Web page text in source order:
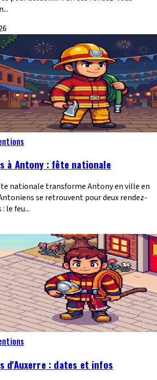
à Antony : fête nationale
nationale transforme Antony en ville en
se retrouvent pour deux rendez-
le feu...
d'Auxerre : dates et infos